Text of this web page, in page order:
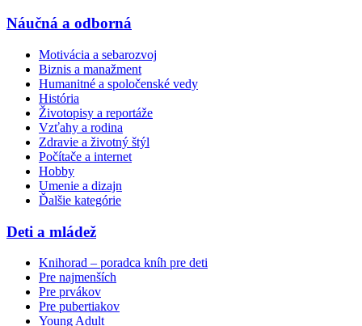
Náučná a odborná
Motivácia a sebarozvoj
Biznis a manažment
Humanitné a spoločenské vedy
História
Životopisy a reportáže
Vzťahy a rodina
Zdravie a životný štýl
Počítače a internet
Hobby
Umenie a dizajn
Ďalšie kategórie
Deti a mládež
Knihorad – poradca kníh pre deti
Pre najmenších
Pre prvákov
Pre pubertiakov
Young Adult